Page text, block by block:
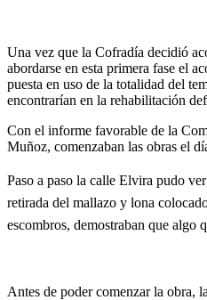
Una vez que la Cofradía decidió
abordarse en esta primera fase el
puesta en uso de la totalidad del
encontrarían en la rehabilitación
Con el informe favorable de la
Muñoz, comenzaban las obras el
Paso a paso la calle Elvira pudo
retirada del mallazo y lona
escombros, demostraban que algo
Antes de poder comenzar la obra,